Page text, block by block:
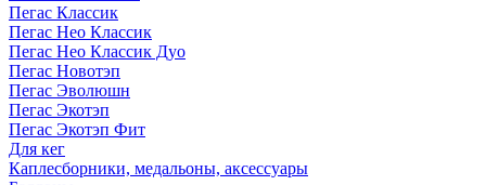
Пегас Классик
Пегас Нео Классик
Пегас Нео Классик Дуо
Пегас Новотэп
Пегас Эволюшн
Пегас Экотэп
Пегас Экотэп Фит
Для кег
Каплесборники, медальоны, аксессуары